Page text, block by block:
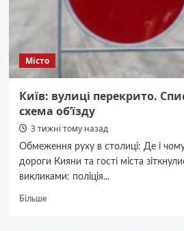
Місто
Київ: вулиці перекрито.
схема об’їзду
3 тижні тому назад
Обмеження руху в столиці: Де і
дороги Кияни та гості міста
викликами: поліція...
БільшеДокладніше